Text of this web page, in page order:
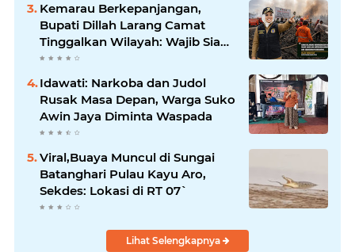
Kemarau Berkepanjangan,
Bupati Dillah Larang Camat
Tinggalkan Wilayah: Wajib Siaga
Hadapi Karhutla dan Kebakaran
Permukiman
Idawati: Narkoba dan Judol
Rusak Masa Depan, Warga Suko
Awin Jaya Diminta Waspada
Viral,Buaya Muncul di Sungai
Batanghari Pulau Kayu Aro,
Sekdes: Lokasi di RT 07`
Lihat Selengkapnya